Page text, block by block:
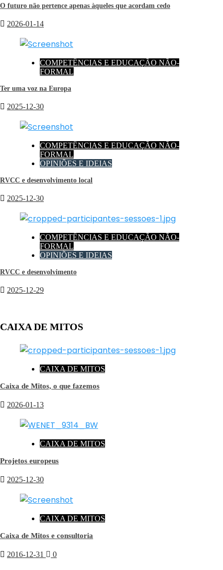
O futuro não pertence apenas àqueles que acordam cedo
2026-01-14
COMPETÊNCIAS E EDUCAÇÃO NÃO-
FORMAL
Ter uma voz na Europa
2025-12-30
COMPETÊNCIAS E EDUCAÇÃO NÃO-
FORMAL
OPINIÕES E IDEIAS
RVCC e desenvolvimento local
2025-12-30
COMPETÊNCIAS E EDUCAÇÃO NÃO-
FORMAL
OPINIÕES E IDEIAS
RVCC e desenvolvimento
2025-12-29
CAIXA DE MITOS
CAIXA DE MITOS
Caixa de Mitos, o que fazemos
2026-01-13
CAIXA DE MITOS
Projetos europeus
2025-12-30
CAIXA DE MITOS
Caixa de Mitos e consultoria
2016-12-31 0